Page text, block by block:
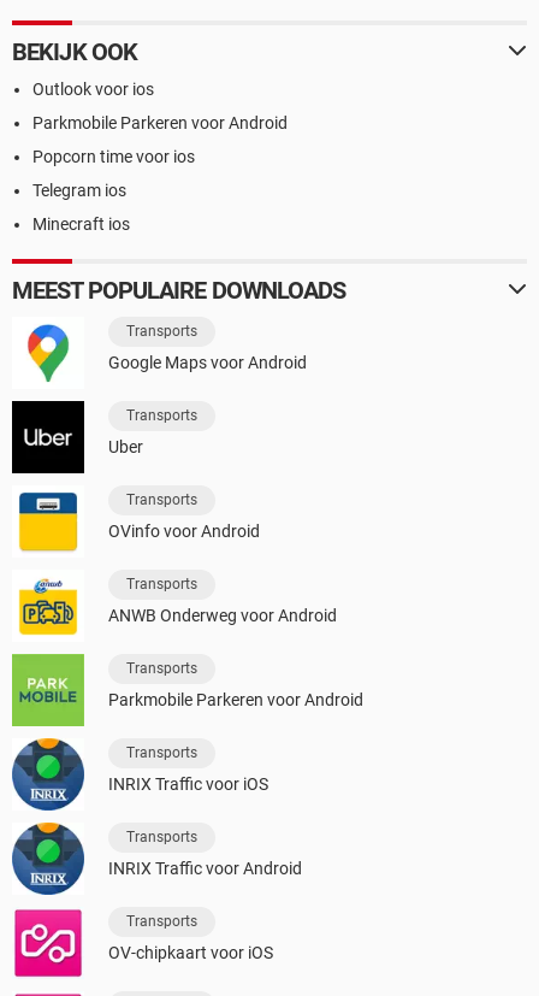
BEKIJK OOK
Outlook voor ios
Parkmobile Parkeren voor Android
Popcorn time voor ios
Telegram ios
Minecraft ios
MEEST POPULAIRE DOWNLOADS
Transports
Google Maps voor Android
Transports
Uber
Transports
OVinfo voor Android
Transports
ANWB Onderweg voor Android
Transports
Parkmobile Parkeren voor Android
Transports
INRIX Traffic voor iOS
Transports
INRIX Traffic voor Android
Transports
OV-chipkaart voor iOS